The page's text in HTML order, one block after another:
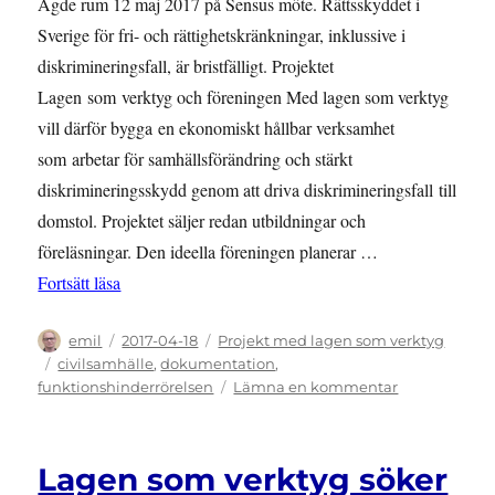
Sverige för fri- och rättighetskränkningar, inklussive i
diskrimineringsfall, är bristfälligt. Projektet
Lagen som verktyg och föreningen Med lagen som verktyg
vill därför bygga en ekonomiskt hållbar verksamhet
som arbetar för samhällsförändring och stärkt
diskrimineringsskydd genom att driva diskrimineringsfall till
domstol. Projektet säljer redan utbildningar och
föreläsningar. Den ideella föreningen planerar …
Fortsätt läsa
Författare
emil
Publicerat
den
2017-04-18 Kategorier
Projekt med lagen som verktyg
Etiketter
civilsamhälle,dokumentation,
funktionshinderrörelsen
Lämna en kommentartill
Lagen som verktyg söker